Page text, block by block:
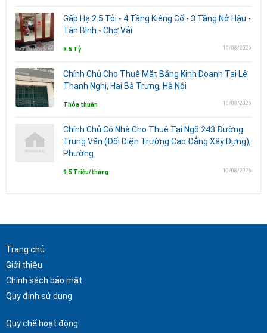
Gấp Hạ 2.5 Tỏi - 4 Tầng Kiêng Cố - 3 Tầng Nở Hậu -
Tân Bình - Chợ Vải
8.5 Tỷ 10/08/2026
Chính Chủ Cho Thuê Mặt Bằng Kinh Doanh Tại Lê
Thanh Nghị, Hai Bà Trưng, Hà Nội
Thỏa thuận 10/08/2026
Chính Chủ Có Nhà Cho Thuê Tại Ngõ 243 Đường
Trung Văn (Đối Diện Trường Cao Đẳng Xây Dựng),
Phường
9.5 Triệu/tháng 10/08/2026
Trang chủ
Giới thiệu
Chính sách bảo mật
Quy định sử dụng
Quy chế hoạt động